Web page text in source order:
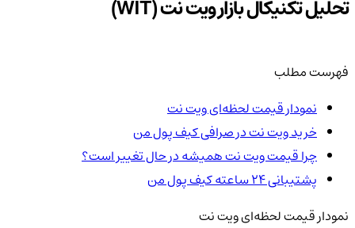
تحلیل تکنیکال بازار ویت نت (WIT)
فهرست مطلب
نمودار قیمت لحظه‌ای ویت نت
خرید ویت نت در صرافی کیف پول من
چرا قیمت ویت نت همیشه در حال تغییر است؟
پشتیبانی ۲۴ ساعته کیف پول من
نمودار قیمت لحظه‌ای ویت نت